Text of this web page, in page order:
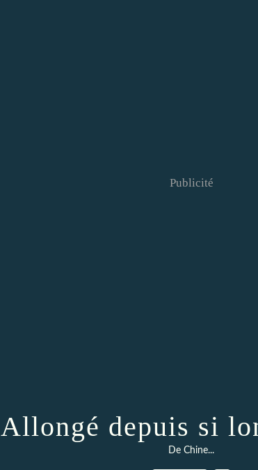
Publicité
Allongé depuis si
De Chine...